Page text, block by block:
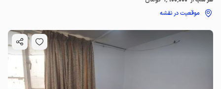
موقعیت در نقشه